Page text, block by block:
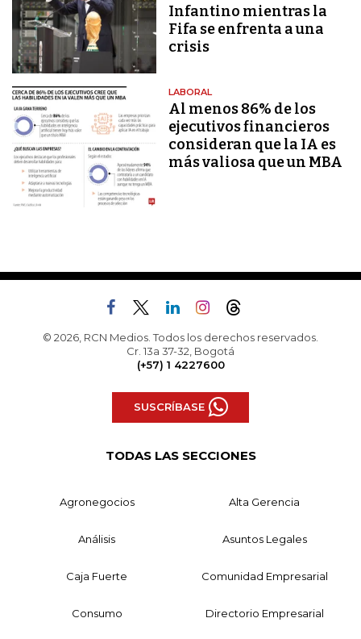
Infantino mientras la
Fifa se enfrenta a una
crisis
LABORAL
Al menos 86% de los
ejecutivos financieros
consideran que la IA es
más valiosa que un MBA
© 2026, RCN Medios. Todos los derechos reservados.
Cr. 13a 37-32, Bogotá
(+57) 1 4227600
SUSCRÍBASE
TODAS LAS SECCIONES
Agronegocios Alta Gerencia
Análisis Asuntos Legales
Caja Fuerte Comunidad Empresarial
Consumo Directorio Empresarial